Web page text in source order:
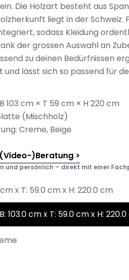
Die Holzart besteht aus
liegt in der Schweiz.
sodass Kleidung
der grossen Auswahl an
zu deinen Bedürfnissen
lässt sich so passend für
103 cm × T 59 cm × H 220 cm
(Mischholz)
Creme, Beige
)Beratung >
und persönlich – direkt mit einer
cm x T: 59.0 cm x H: 220.0 cm
B: 103.0 cm x T: 59.0 cm x H: